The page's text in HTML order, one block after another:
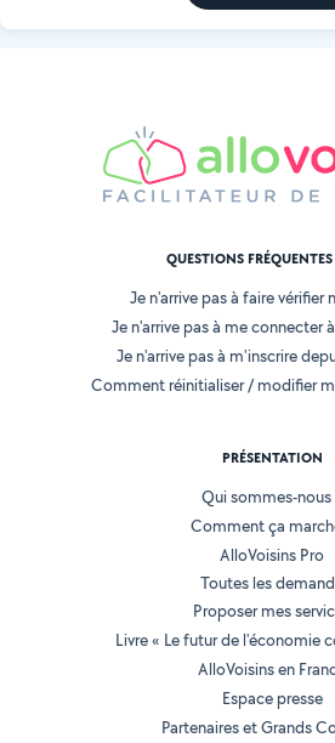
QUESTIONS
Je n'arrive pas à faire vérifier
Je n'arrive pas à me connecter
Je n'arrive pas à m'inscrire
Comment réinitialiser / modifier
PRÉSENTATION
Qui sommes-nous
Comment ça
AlloVoisins Pro
Toutes les
Proposer mes
Livre « Le futur de l'économie
AlloVoisins en
Espace presse
Partenaires et Grands